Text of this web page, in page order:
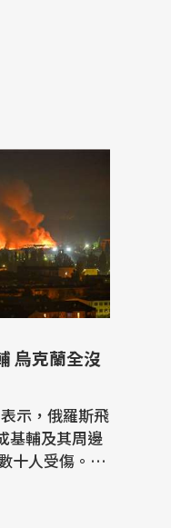
烏克蘭全沒
示，俄羅斯飛
基輔及其周邊
人受傷。 基
斯發射的飛